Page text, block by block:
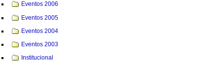
Eventos 2006
Eventos 2005
Eventos 2004
Eventos 2003
Institucional